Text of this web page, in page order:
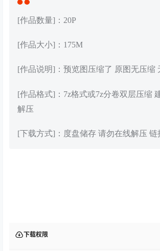
[作品数量]：20P
[作品大小]：175M
[作品说明]：预览图压缩了 原图无压缩
[作品格式]：7z格式或7z分卷双层压缩
解压
[下载方式]：度盘储存 请勿在线解压 链
下载权限